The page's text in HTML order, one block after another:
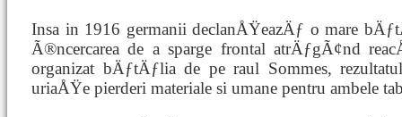
Insa in 1916 germanii declanÅŸeazÄƒ o mare
Ã®ncercarea de a sparge frontal atrÄƒgÃ¢nd
organizat bÄƒtÄƒlia de pe raul Sommes,
uriaÅŸe pierderi materiale si umane pentru ambele